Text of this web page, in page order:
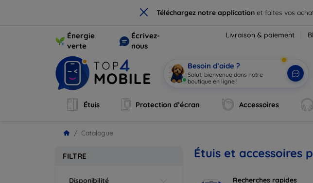
× Téléchargez notre application et faites vos
Énergie
verte
Écrivez-
nous
Livraison & paiement
Besoin d’aide ?
Salut, bienvenue dans notre
boutique en ligne !
Étuis Protection d’écran Accessoires
Catalogue
FILTRE
Disponibilité
Étuis et accessoires
Recherches rapides